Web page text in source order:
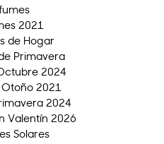
2021
de Hogar
Primavera
2024
2021
2024
Valentín 2026
Solares